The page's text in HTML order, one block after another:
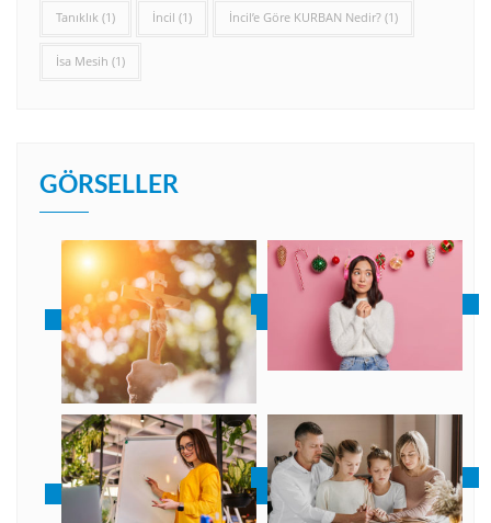
Tanıklık (1) İncil (1) İncil’e Göre KURBAN Nedir? (1)
İsa Mesih (1)
GÖRSELLER